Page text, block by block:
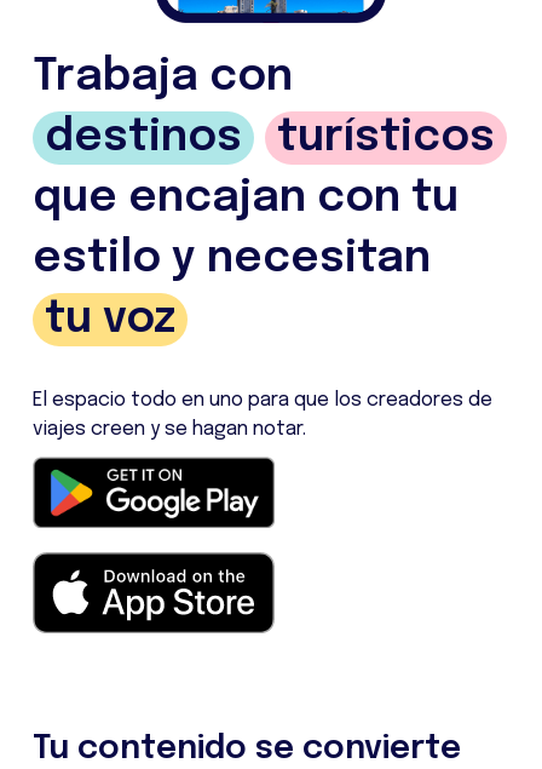
Trabaja con
destinos
turísticos
que encajan con tu
estilo y necesitan
tu voz
El espacio todo en uno para que los creadores de
viajes creen y se hagan notar.
Tu contenido se convierte